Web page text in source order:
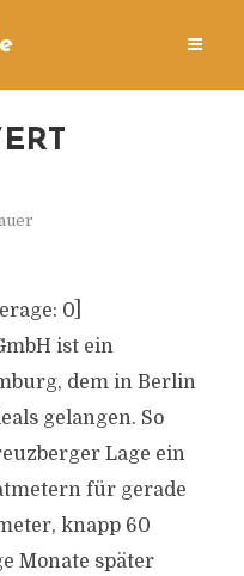
0]
ist ein
dem in Berlin
gelangen. So
Lage ein
für gerade
knapp 60
Monate später